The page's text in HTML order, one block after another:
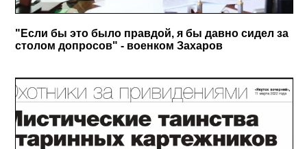
"Если бы это было правдой, я бы давно сидел за
столом допросов" - военком Захаров